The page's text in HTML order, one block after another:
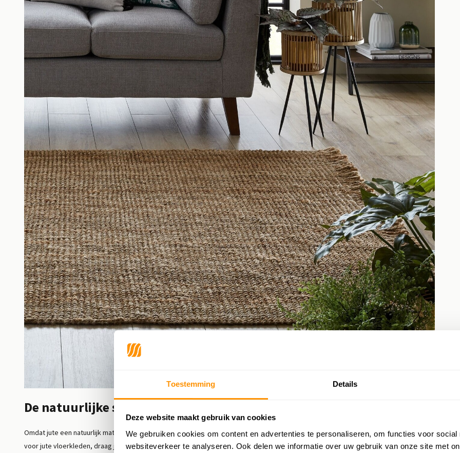
Toestemming Details
Deze website maakt gebruik van cookies
We gebruiken cookies om content en advertenties te personaliseren, om functies voor social
websiteverkeer te analyseren. Ook delen we informatie over uw gebruik van onze site met
De natuurlijke schoonheid van jute vloerkleden
Omdat jute een natuurlijk materiaal is, zijn deze vloerkleden een milieuvriendelijke keuze voor bewuste consumenten. Door te kiezen
voor jute vloerkleden, draag je bij aan een duurzamer en ecovriendelijker huis.Is een jute vloerkleed warm?Ja, dezelfde